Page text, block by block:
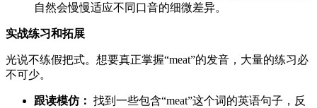
自然会慢慢适应不同口音的细微差异。
实战练习和拓展
光说不练假把式。想要真正掌握“meat”的发音，大量的练习必
不可少。
跟读模仿： 找到一些包含“meat”这个词的英语句子，反